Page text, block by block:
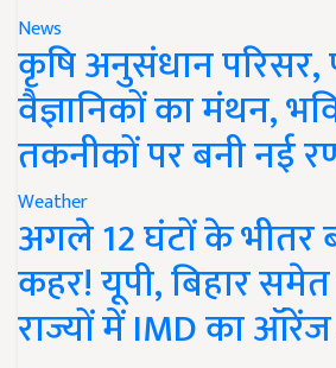
News
कृषि अनुसंधान परिसर,
वैज्ञानिकों का मंथन,
तकनीकों पर बनी नई
Weather
अगले 12 घंटों के भीतर
कहर! यूपी, बिहार
राज्यों में IMD का